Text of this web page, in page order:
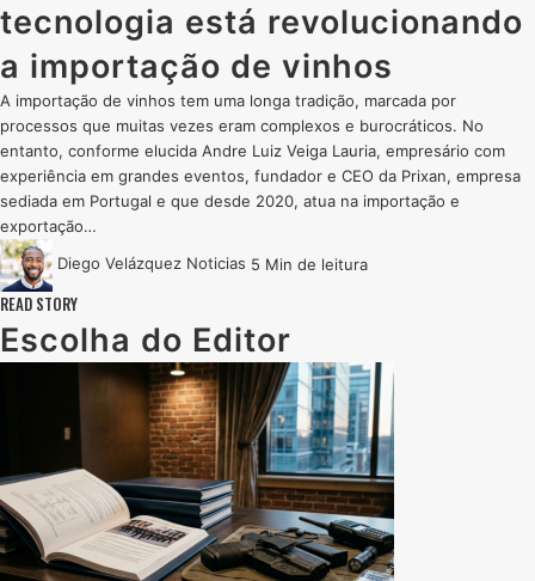
tecnologia está revolucionando
a importação de vinhos
A importação de vinhos tem uma longa tradição, marcada por
processos que muitas vezes eram complexos e burocráticos. No
entanto, conforme elucida Andre Luiz Veiga Lauria, empresário com
experiência em grandes eventos, fundador e CEO da Prixan, empresa
sediada em Portugal e que desde 2020, atua na importação e
exportação…
Diego Velázquez Noticias 5 Min de leitura
READ STORY
Escolha do Editor